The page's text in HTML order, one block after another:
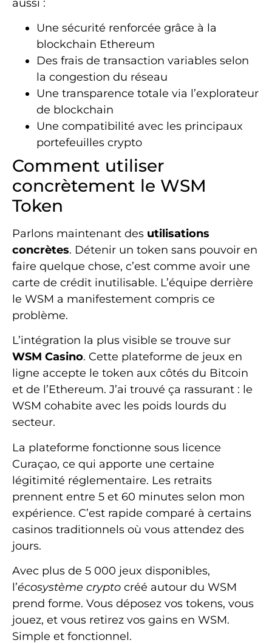
aussi :
Une sécurité renforcée grâce à la
blockchain Ethereum
Des frais de transaction variables selon
la congestion du réseau
Une transparence totale via l’explorateur
de blockchain
Une compatibilité avec les principaux
portefeuilles crypto
Comment utiliser
concrètement le WSM
Token
Parlons maintenant des utilisations
concrètes. Détenir un token sans pouvoir en
faire quelque chose, c’est comme avoir une
carte de crédit inutilisable. L’équipe derrière
le WSM a manifestement compris ce
problème.
L’intégration la plus visible se trouve sur
WSM Casino. Cette plateforme de jeux en
ligne accepte le token aux côtés du Bitcoin
et de l’Ethereum. J’ai trouvé ça rassurant : le
WSM cohabite avec les poids lourds du
secteur.
La plateforme fonctionne sous licence
Curaçao, ce qui apporte une certaine
légitimité réglementaire. Les retraits
prennent entre 5 et 60 minutes selon mon
expérience. C’est rapide comparé à certains
casinos traditionnels où vous attendez des
jours.
Avec plus de 5 000 jeux disponibles,
l’écosystème crypto créé autour du WSM
prend forme. Vous déposez vos tokens, vous
jouez, et vous retirez vos gains en WSM.
Simple et fonctionnel.